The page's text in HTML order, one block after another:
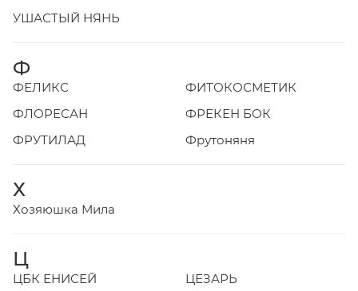
УШАСТЫЙ НЯНЬ
Ф
ФЕЛИКС
ФИТОКОСМЕТИК
ФЛОРЕСАН
ФРЕКЕН БОК
ФРУТИЛАД
Фрутоняня
Х
Хозяюшка Мила
Ц
ЦБК ЕНИСЕЙ
ЦЕЗАРЬ